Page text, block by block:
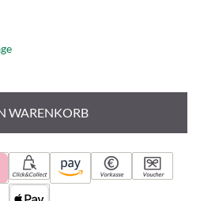
WARENKORB
Click&Collect Vorkasse Voucher